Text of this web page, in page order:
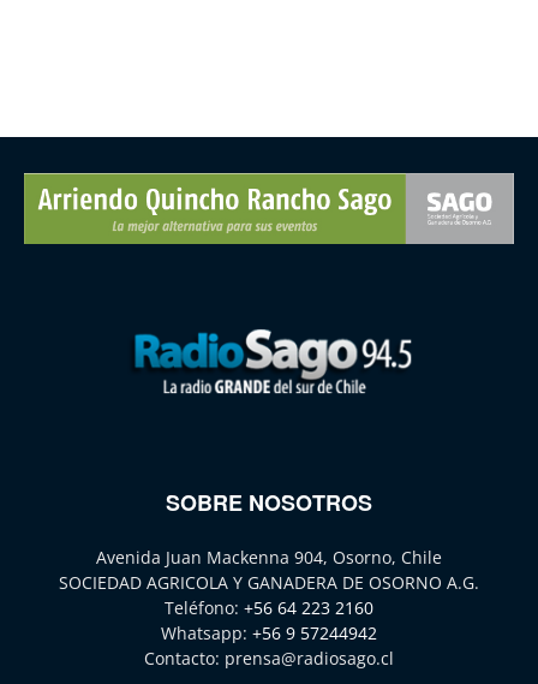
SOBRE NOSOTROS
Avenida Juan Mackenna 904, Osorno, Chile
SOCIEDAD AGRICOLA Y GANADERA DE OSORNO A.G.
Teléfono: +56 64 223 2160
Whatsapp: +56 9 57244942
Contacto: prensa@radiosago.cl